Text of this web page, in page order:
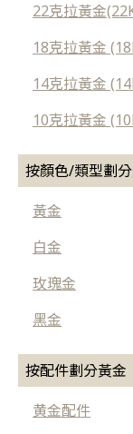
22克拉黃金
18克拉黃金
14克拉黃金
10克拉黃金
按顏色/類型劃
黃金
白金
玫瑰金
黑金
按配件劃分黃金
黄金配件